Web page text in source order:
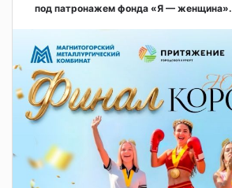
под патронажем фонда «Я — женщина».